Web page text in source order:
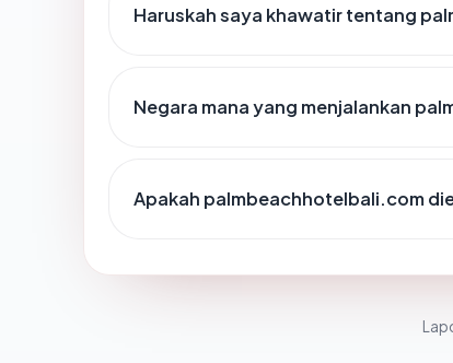
Haruskah saya khawatir tentang
Negara mana yang menjalankan
Apakah palmbeachhotelbali.com